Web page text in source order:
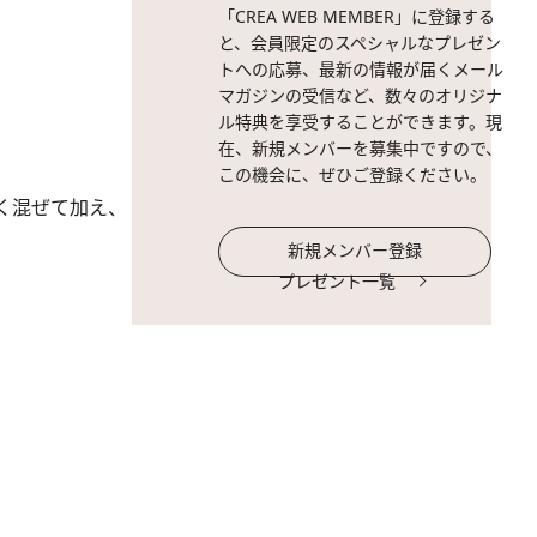
ぜて加え、
「CREA WEB MEMBER」に登録する
と、会員限定のスペシャルなプレゼン
トへの応募、最新の情報が届くメール
マガジンの受信など、数々のオリジナ
ル特典を享受することができます。現
在、新規メンバーを募集中ですので、
この機会に、ぜひご登録ください。
新規メンバー登録
プレゼント一覧